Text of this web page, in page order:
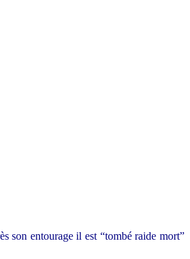
son entourage il est “tombé raide mort”